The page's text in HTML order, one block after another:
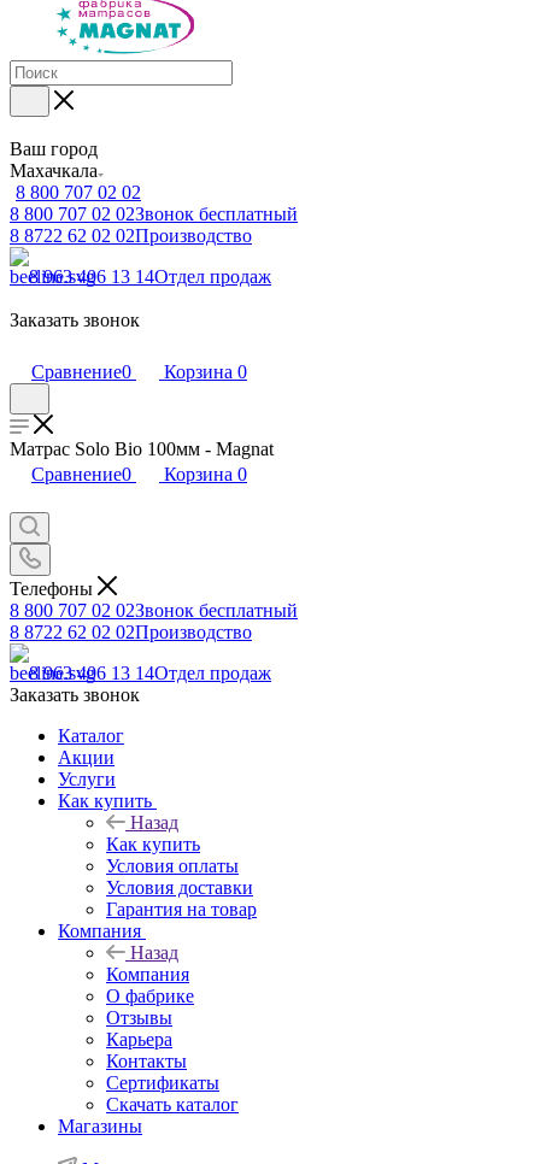
Ваш город
Махачкала
8 800 707 02 02
8 800 707 02 02Звонок бесплатный
8 8722 62 02 02Производство
8 963 406 13 14Отдел продаж
Заказать звонок
Сравнение0 Корзина 0
Матрас Solo Bio 100мм - Magnat
Сравнение0 Корзина 0
Телефоны
8 800 707 02 02Звонок бесплатный
8 8722 62 02 02Производство
8 963 406 13 14Отдел продаж
Заказать звонок
Каталог
Акции
Услуги
Как купить
Назад
Как купить
Условия оплаты
Условия доставки
Гарантия на товар
Компания
Назад
Компания
О фабрике
Отзывы
Карьера
Контакты
Сертификаты
Скачать каталог
Магазины